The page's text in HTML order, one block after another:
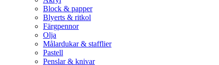
Block & papper
Blyerts & ritkol
Färgpennor
Olja
Målardukar & stafflier
Pastell
Penslar & knivar